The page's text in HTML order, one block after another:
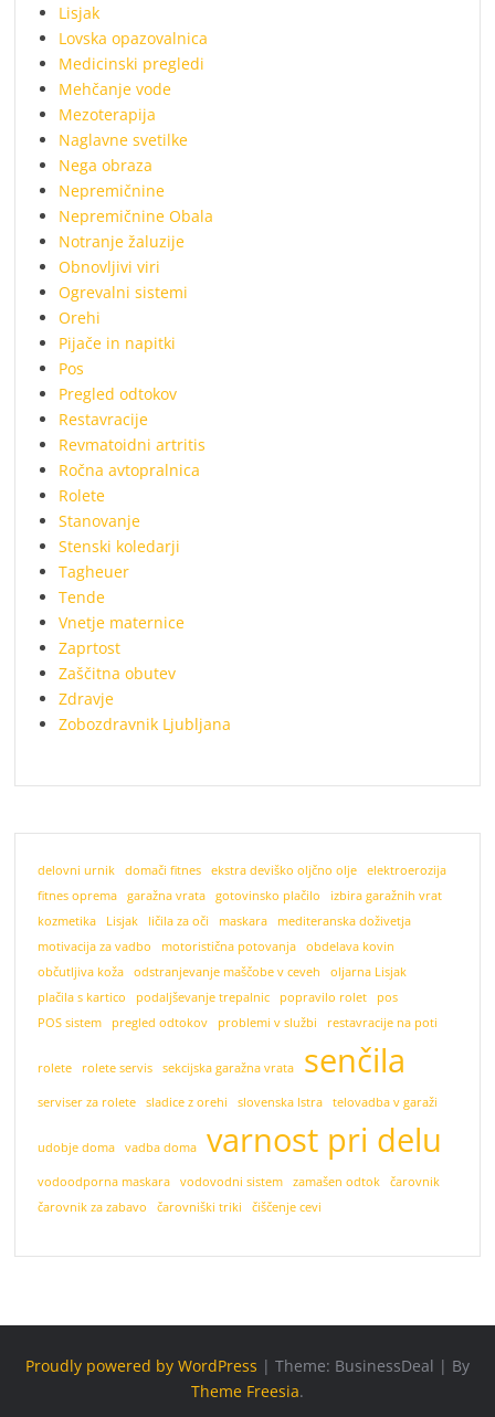
Lisjak
Lovska opazovalnica
Medicinski pregledi
Mehčanje vode
Mezoterapija
Naglavne svetilke
Nega obraza
Nepremičnine
Nepremičnine Obala
Notranje žaluzije
Obnovljivi viri
Ogrevalni sistemi
Orehi
Pijače in napitki
Pos
Pregled odtokov
Restavracije
Revmatoidni artritis
Ročna avtopralnica
Rolete
Stanovanje
Stenski koledarji
Tagheuer
Tende
Vnetje maternice
Zaprtost
Zaščitna obutev
Zdravje
Zobozdravnik Ljubljana
delovni urnik domači fitnes ekstra deviško oljčno olje
elektroerozija
fitnes oprema
garažna vrata gotovinsko plačilo
izbira garažnih vrat
kozmetika
Lisjak ličila za oči maskara
mediteranska doživetja
motivacija za vadbo
motoristična potovanja
obdelava kovin
občutljiva koža
odstranjevanje maščobe v ceveh
oljarna Lisjak
plačila s kartico
podaljševanje trepalnic popravilo rolet
pos
POS sistem
pregled odtokov problemi v službi restavracije na poti
rolete rolete servis sekcijska garažna vrata senčila
serviser za rolete sladice z orehi slovenska Istra telovadba v garaži
udobje doma vadba doma varnost pri delu
vodoodporna maskara vodovodni sistem zamašen odtok
čarovnik
čarovnik za zabavo
čarovniški triki čiščenje cevi
Proudly powered by WordPress | Theme: BusinessDeal | By
Theme Freesia.